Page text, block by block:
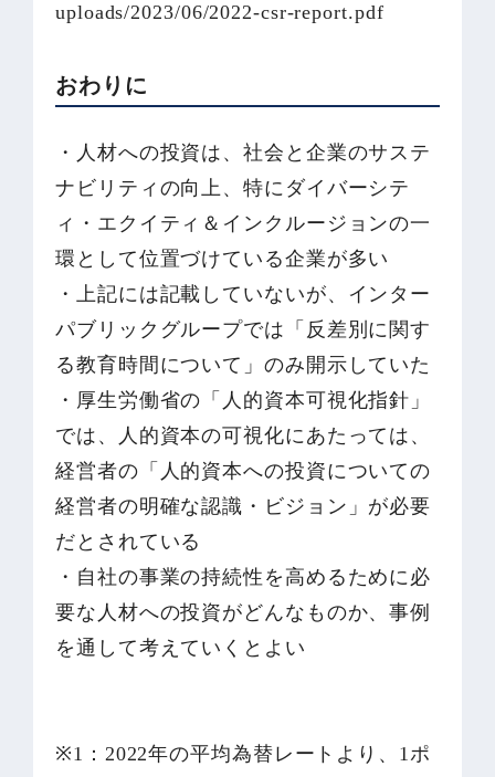
uploads/2023/06/2022-csr-report.pdf
おわりに
・人材への投資は、社会と企業のサステ
ナビリティの向上、特にダイバーシテ
ィ・エクイティ＆インクルージョンの一
環として位置づけている企業が多い
・上記には記載していないが、インター
パブリックグループでは「反差別に関す
る教育時間について」のみ開示していた
・厚生労働省の「人的資本可視化指針」
では、人的資本の可視化にあたっては、
経営者の「人的資本への投資についての
経営者の明確な認識・ビジョン」が必要
だとされている
・自社の事業の持続性を高めるために必
要な人材への投資がどんなものか、事例
を通して考えていくとよい
※1：2022年の平均為替レートより、1ポ